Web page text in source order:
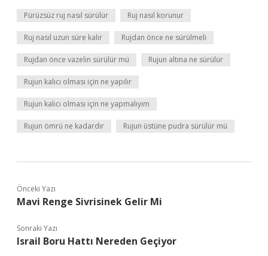
Pürüzsüz ruj nasıl sürülür Ruj nasıl korunur
Ruj nasıl uzun süre kalır Rujdan önce ne sürülmeli
Rujdan önce vazelin sürülür mü Rujun altına ne sürülür
Rujun kalıcı olması için ne yapılır
Rujun kalıcı olması için ne yapmalıyım
Rujun ömrü ne kadardır Rujun üstüne pudra sürülür mü
Önceki Yazı
Mavi Renge Sivrisinek Gelir Mi
Sonraki Yazı
Israil Boru Hattı Nereden Geçiyor